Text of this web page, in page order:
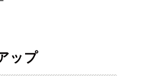
ップ